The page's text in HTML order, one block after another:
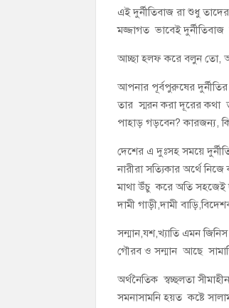
এই দুর্নীতিবাজ রা শুধু
মজ্জাগত ভাবেই দুর্নীতিবাজ
আচ্ছা হলফ করে বলুন তো,
আপনার পূর্বপুরুষের
তার স্মরন করা দূরের কথা
পাহাড় গড়বেন? কারজন্য,
দেশের এ দুঃসহ সময়ে
নারীরা সত্যিকার অর্থে
মাথা উঁচু করে অতি সহজেই
দামী গাড়ী,দামী
সন্মান,যশ,খ্যাতি এমন
গৌরব ও সন্মান আছে
অর্থনৈতিক স্বচ্ছলতা
সমনাসামনি হয়ত কষ্টে